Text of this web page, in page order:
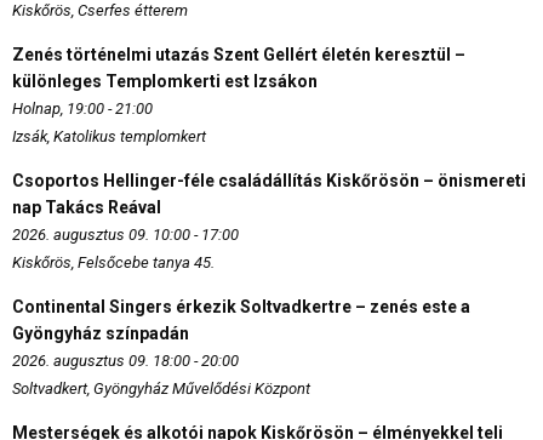
Kiskőrös, Cserfes étterem
Zenés történelmi utazás Szent Gellért életén keresztül –
különleges Templomkerti est Izsákon
Holnap, 19:00 - 21:00
Izsák, Katolikus templomkert
Csoportos Hellinger-féle családállítás Kiskőrösön – önismereti
nap Takács Reával
2026. augusztus 09. 10:00 - 17:00
Kiskőrös, Felsőcebe tanya 45.
Continental Singers érkezik Soltvadkertre – zenés este a
Gyöngyház színpadán
2026. augusztus 09. 18:00 - 20:00
Soltvadkert, Gyöngyház Művelődési Központ
Mesterségek és alkotói napok Kiskőrösön – élményekkel teli